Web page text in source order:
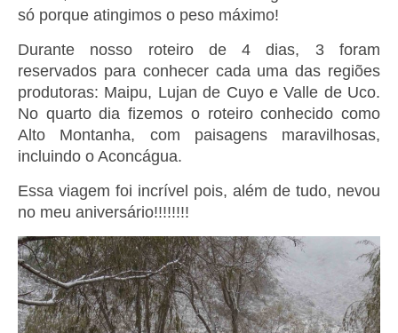
só porque atingimos o peso máximo!
Durante nosso roteiro de 4 dias, 3 foram
reservados para conhecer cada uma das regiões
produtoras: Maipu, Lujan de Cuyo e Valle de Uco.
No quarto dia fizemos o roteiro conhecido como
Alto Montanha, com paisagens maravilhosas,
incluindo o Aconcágua.
Essa viagem foi incrível pois, além de tudo, nevou
no meu aniversário!!!!!!!!